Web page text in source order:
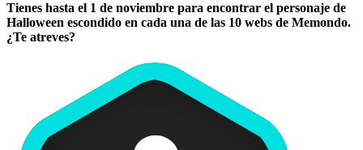
Tienes hasta el 1 de noviembre para encontrar el personaje de
Halloween escondido en cada una de las 10 webs de Memondo.
¿Te atreves?